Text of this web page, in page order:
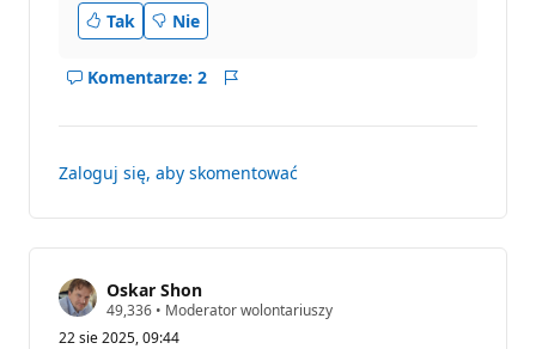
Tak
Nie
Komentarze: 2
Pokaż
tej
zawartości
typu
Zaloguj się, aby skomentować
Oskar Shon
49,336 P
n
• Moderator wolontariuszy
22 sie 2025, 09:44